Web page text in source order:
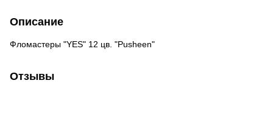
Описание
Фломастеры "YES" 12 цв. "Pusheen"
Отзывы